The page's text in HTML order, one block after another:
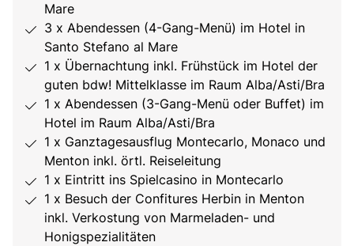
Mare
3 x Abendessen (4-Gang-Menü) im Hotel in
Santo Stefano al Mare
1 x Übernachtung inkl. Frühstück im Hotel der
guten bdw! Mittelklasse im Raum Alba/Asti/Bra
1 x Abendessen (3-Gang-Menü oder Buffet) im
Hotel im Raum Alba/Asti/Bra
1 x Ganztagesausflug Montecarlo, Monaco und
Menton inkl. örtl. Reiseleitung
1 x Eintritt ins Spielcasino in Montecarlo
1 x Besuch der Confitures Herbin in Menton
inkl. Verkostung von Marmeladen- und
Honigspezialitäten